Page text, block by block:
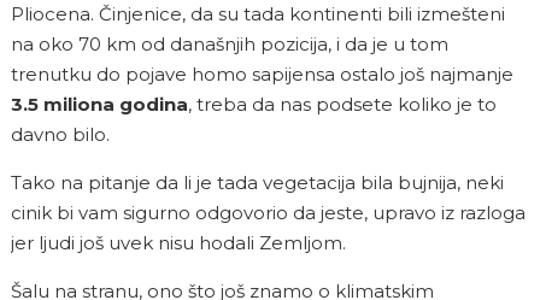
Pliocena. Činjenice, da su tada kontinenti bili izmešteni
na oko 70 km od današnjih pozicija, i da je u tom
trenutku do pojave homo sapijensa ostalo još najmanje
3.5 miliona godina, treba da nas podsete koliko je to
davno bilo.
Tako na pitanje da li je tada vegetacija bila bujnija, neki
cinik bi vam sigurno odgovorio da jeste, upravo iz razloga
jer ljudi još uvek nisu hodali Zemljom.
Šalu na stranu, ono što još znamo o klimatskim